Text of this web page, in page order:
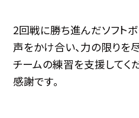
2回戦に勝ち進んだソフト
声をかけ合い、力の限りを
チームの練習を支援してく
感謝です。